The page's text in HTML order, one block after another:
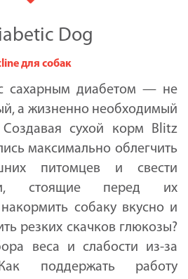
Dog
для собак
сахарным диабетом — не
а жизненно необходимый
сухой корм Blitz
максимально облегчить
питомцев и свести
стоящие перед их
собаку вкусно и
резких скачков глюкозы?
веса и слабости из-за
поддержать работу